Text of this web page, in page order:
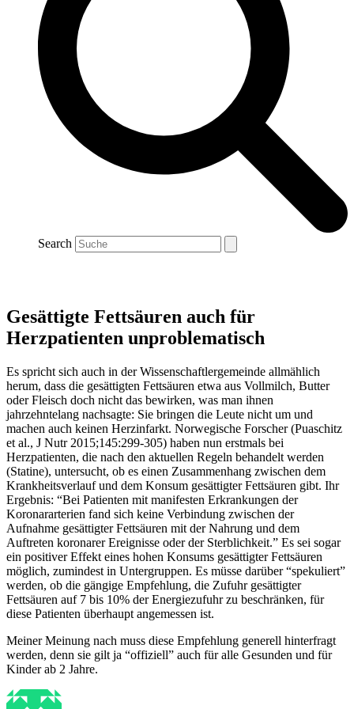
Search
Gesättigte Fettsäuren auch für
Herzpatienten unproblematisch
Es spricht sich auch in der Wissenschaftlergemeinde allmählich
herum, dass die gesättigten Fettsäuren etwa aus Vollmilch, Butter
oder Fleisch doch nicht das bewirken, was man ihnen
jahrzehntelang nachsagte: Sie bringen die Leute nicht um und
machen auch keinen Herzinfarkt. Norwegische Forscher (Puaschitz
et al., J Nutr 2015;145:299-305) haben nun erstmals bei
Herzpatienten, die nach den aktuellen Regeln behandelt werden
(Statine), untersucht, ob es einen Zusammenhang zwischen dem
Krankheitsverlauf und dem Konsum gesättigter Fettsäuren gibt. Ihr
Ergebnis: “Bei Patienten mit manifesten Erkrankungen der
Koronararterien fand sich keine Verbindung zwischen der
Aufnahme gesättigter Fettsäuren mit der Nahrung und dem
Auftreten koronarer Ereignisse oder der Sterblichkeit.” Es sei sogar
ein positiver Effekt eines hohen Konsums gesättigter Fettsäuren
möglich, zumindest in Untergruppen. Es müsse darüber “spekuliert”
werden, ob die gängige Empfehlung, die Zufuhr gesättigter
Fettsäuren auf 7 bis 10% der Energiezufuhr zu beschränken, für
diese Patienten überhaupt angemessen ist.
Meiner Meinung nach muss diese Empfehlung generell hinterfragt
werden, denn sie gilt ja “offiziell” auch für alle Gesunden und für
Kinder ab 2 Jahre.